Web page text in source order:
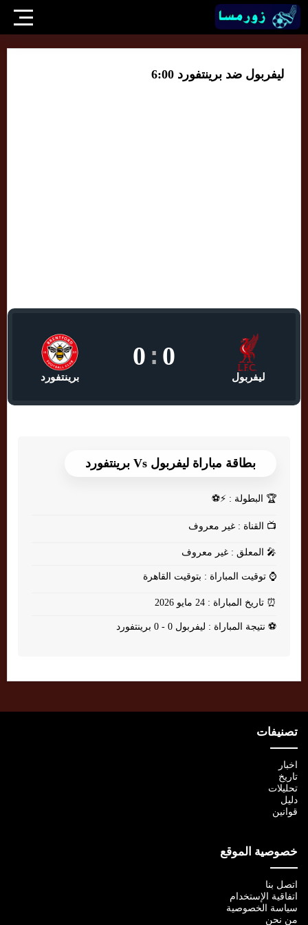
ليفربول ضد برينتفورد 6:00
ليفربول
0
:
0
برينتفورد
بطاقة مباراة ليفربول Vs برينتفورد
🏆 البطولة : ⚡⚽
📺 القناة : غير معروف
🎤 المعلق : غير معروف
⌚ توقيت المباراة : بتوقيت القاهرة
⏰ تاريخ المباراة : 24 مايو 2026
⚽ نتيجة المباراة : ليفربول 0 - 0 برينتفورد
تصنيفات
اخبار
تاريخ
تحليلات
دليل
قوانين
خصوصية الموقع
اتصل بنا
اتفاقية الإستخدام
سياسة الخصوصية
من نحن